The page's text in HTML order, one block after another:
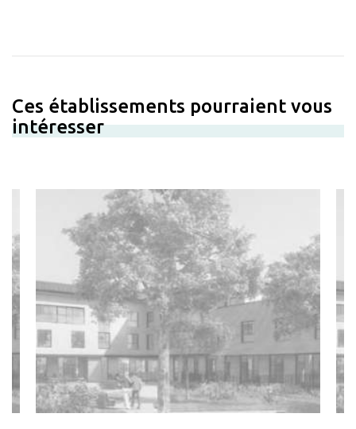
Ces établissements pourraient vous
intéresser